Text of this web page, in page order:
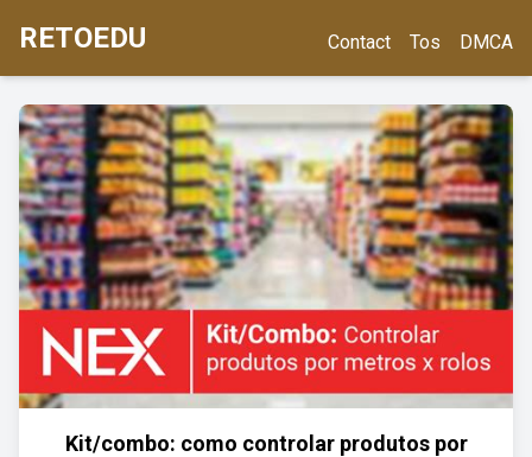
RETOEDU Contact Tos DMCA
Kit/combo: como controlar produtos por